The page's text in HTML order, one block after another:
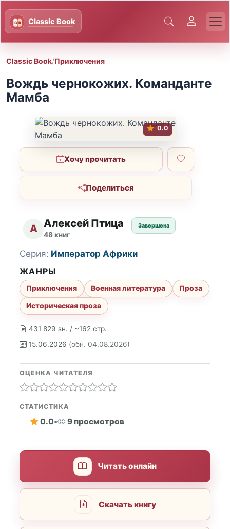
Classic Book/Приключения
Вождь чернокожих. Команданте
Мамба
0.0
Хочу прочитать
Поделиться
А Алексей Птица
48 книг
Завершена
431 829 зн. / ~162 стр.
15.06.2026 (обн. 04.08.2026)
Серия: Император Африки
ЖАНРЫ
Приключения Военная литература
Проза
Историческая проза
ОЦЕНКА ЧИТАТЕЛЯ
СТАТИСТИКА
0.0• 9 просмотров
Читать онлайн
Скачать книгу